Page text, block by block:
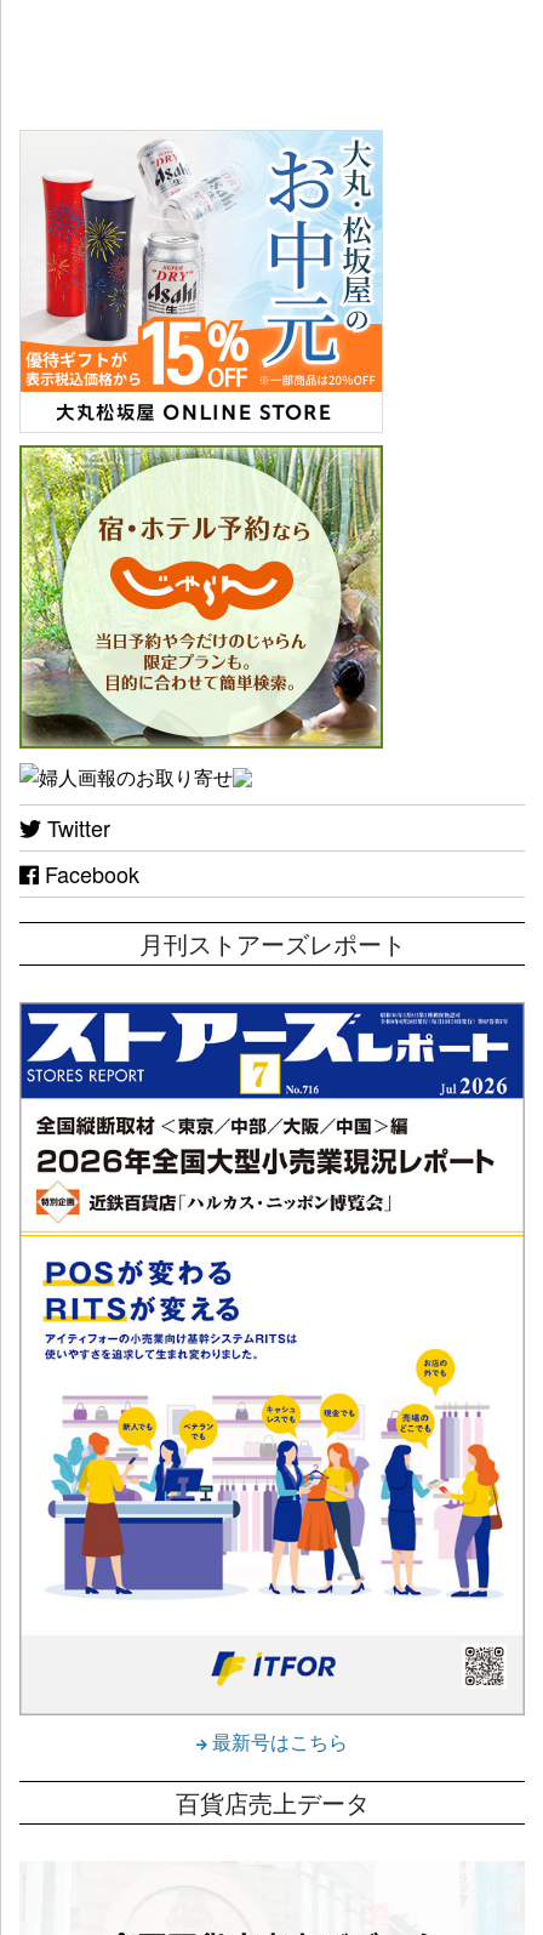
Twitter
Facebook
月刊ストアーズレポート
最新号はこちら
百貨店売上データ